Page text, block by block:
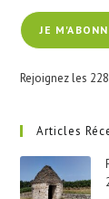
e-
mailJE
Rejoignez les
Articles